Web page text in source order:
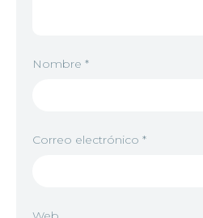
Nombre *
Correo electrónico *